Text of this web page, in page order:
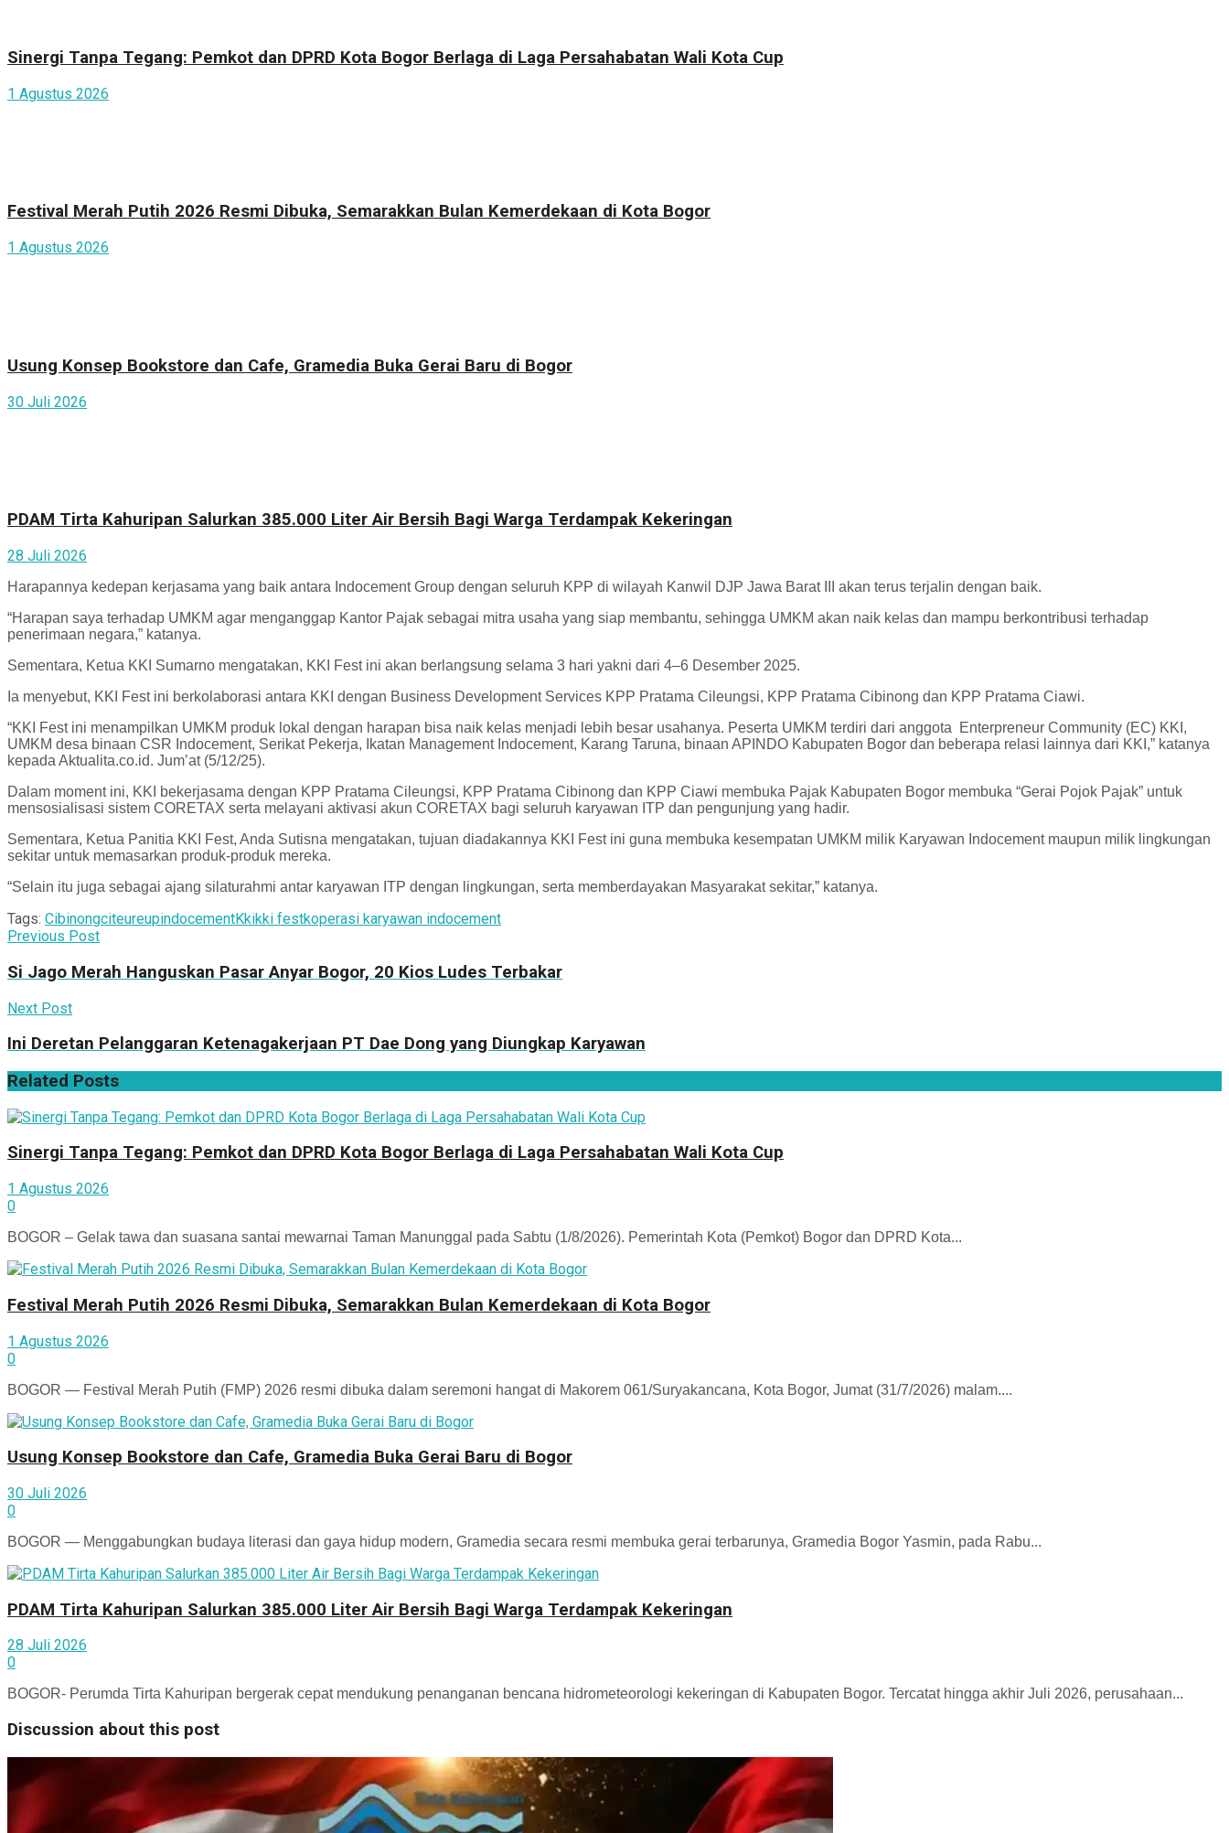
Sinergi Tanpa Tegang: Pemkot dan DPRD Kota Bogor Berlaga di Laga Persahabatan Wali Kota Cup
1 Agustus 2026
Festival Merah Putih 2026 Resmi Dibuka, Semarakkan Bulan Kemerdekaan di Kota Bogor
1 Agustus 2026
Usung Konsep Bookstore dan Cafe, Gramedia Buka Gerai Baru di Bogor
30 Juli 2026
PDAM Tirta Kahuripan Salurkan 385.000 Liter Air Bersih Bagi Warga Terdampak Kekeringan
28 Juli 2026
Harapannya kedepan kerjasama yang baik antara Indocement Group dengan seluruh KPP di wilayah Kanwil DJP Jawa Barat III akan terus terjalin dengan baik.
“Harapan saya terhadap UMKM agar menganggap Kantor Pajak sebagai mitra usaha yang siap membantu, sehingga UMKM akan naik kelas dan mampu berkontribusi terhadap
penerimaan negara,” katanya.
Sementara, Ketua KKI Sumarno mengatakan, KKI Fest ini akan berlangsung selama 3 hari yakni dari 4–6 Desember 2025.
Ia menyebut, KKI Fest ini berkolaborasi antara KKI dengan Business Development Services KPP Pratama Cileungsi, KPP Pratama Cibinong dan KPP Pratama Ciawi.
“KKI Fest ini menampilkan UMKM produk lokal dengan harapan bisa naik kelas menjadi lebih besar usahanya. Peserta UMKM terdiri dari anggota Enterpreneur Community (EC) KKI,
UMKM desa binaan CSR Indocement, Serikat Pekerja, Ikatan Management Indocement, Karang Taruna, binaan APINDO Kabupaten Bogor dan beberapa relasi lainnya dari KKI,” katanya
kepada Aktualita.co.id. Jum’at (5/12/25).
Dalam moment ini, KKI bekerjasama dengan KPP Pratama Cileungsi, KPP Pratama Cibinong dan KPP Ciawi membuka Pajak Kabupaten Bogor membuka “Gerai Pojok Pajak” untuk
mensosialisasi sistem CORETAX serta melayani aktivasi akun CORETAX bagi seluruh karyawan ITP dan pengunjung yang hadir.
Sementara, Ketua Panitia KKI Fest, Anda Sutisna mengatakan, tujuan diadakannya KKI Fest ini guna membuka kesempatan UMKM milik Karyawan Indocement maupun milik lingkungan
sekitar untuk memasarkan produk-produk mereka.
“Selain itu juga sebagai ajang silaturahmi antar karyawan ITP dengan lingkungan, serta memberdayakan Masyarakat sekitar,” katanya.
Tags: CibinongciteureupindocementKkikki festkoperasi karyawan indocement
Previous Post
Si Jago Merah Hanguskan Pasar Anyar Bogor, 20 Kios Ludes Terbakar
Next Post
Ini Deretan Pelanggaran Ketenagakerjaan PT Dae Dong yang Diungkap Karyawan
Related Posts
Sinergi Tanpa Tegang: Pemkot dan DPRD Kota Bogor Berlaga di Laga Persahabatan Wali Kota Cup
1 Agustus 2026
0
BOGOR – Gelak tawa dan suasana santai mewarnai Taman Manunggal pada Sabtu (1/8/2026). Pemerintah Kota (Pemkot) Bogor dan DPRD Kota...
Festival Merah Putih 2026 Resmi Dibuka, Semarakkan Bulan Kemerdekaan di Kota Bogor
1 Agustus 2026
0
BOGOR — Festival Merah Putih (FMP) 2026 resmi dibuka dalam seremoni hangat di Makorem 061/Suryakancana, Kota Bogor, Jumat (31/7/2026) malam....
Usung Konsep Bookstore dan Cafe, Gramedia Buka Gerai Baru di Bogor
30 Juli 2026
0
BOGOR — Menggabungkan budaya literasi dan gaya hidup modern, Gramedia secara resmi membuka gerai terbarunya, Gramedia Bogor Yasmin, pada Rabu...
PDAM Tirta Kahuripan Salurkan 385.000 Liter Air Bersih Bagi Warga Terdampak Kekeringan
28 Juli 2026
0
BOGOR- Perumda Tirta Kahuripan bergerak cepat mendukung penanganan bencana hidrometeorologi kekeringan di Kabupaten Bogor. Tercatat hingga akhir Juli 2026, perusahaan...
Discussion about this post